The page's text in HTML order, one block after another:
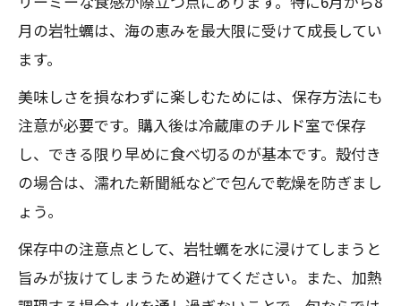
岩牡蠣の旨味を引き出す調理方法とは
め
岩牡蠣と真牡蠣のおすすめの食べ方比較
安全に岩牡蠣を楽しむための最終チェッ
ク
月の岩牡蠣は、海の恵みを最大限に受けて成長してい
ます。
美味しさを損なわずに楽しむためには、保存方法にも
注意が必要です。購入後は冷蔵庫のチルド室で保存
し、できる限り早めに食べ切るのが基本です。殻付き
の場合は、濡れた新聞紙などで包んで乾燥を防ぎまし
ょう。
保存中の注意点として、岩牡蠣を水に浸けてしまうと
旨みが抜けてしまうため避けてください。また、加熱